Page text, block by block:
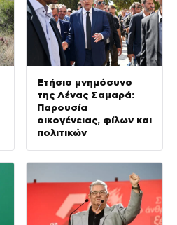
Ετήσιο μνημόσυνο
της Λένας Σαμαρά:
Παρουσία
οικογένειας, φίλων και
πολιτικών